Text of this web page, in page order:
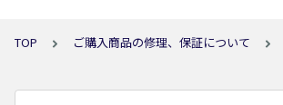
TOP ご購入商品の修理、保証について